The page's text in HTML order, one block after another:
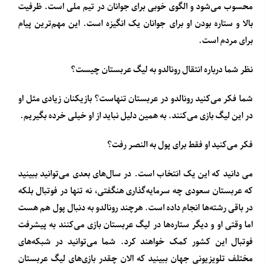
محسوب می‌شود و الگوی خوبی برای جوانان در تیم ملی است. ظرفیت
بالا و ستاره بودن او برای جوانان یک انگیزه است. این مهم‌ترین پیام
برای مردم است.
نظر شما درباره انتقال رونالدو به لیگ عربستان چیست؟
شما فکر می‌کنید رونالدو در عربستان تنهاست؟ بازیکنان زیادی مثل او
در این لیگ بازی می‌کنند. به همین دلیل نباید از او خیلی خرده بگیریم.
فکر می‌کنید او فقط برای پول به النصر رفت؟
می دانید که این یک انتخاب است. در سال‌های بعدی می‌توانید ببینید
که عربستان سعودی چه سرمایه‌گذاری هنگفتی، نه تنها در فوتبال بلکه
در باقی رشته‌ها انجام داده است. هرچند رونالدو به دنبال پول هم هست
اما وقتی او و دیگر ستاره‌ها در لیگ عربستان بازی می‌کنند به پیشرفت
فوتبال این کشور کمک خواهند کرد. شما می‌توانید در شبکه‌های
مختلف تلویزیونی جهان ببینید که الان چقدر بازی‌های لیگ عربستان